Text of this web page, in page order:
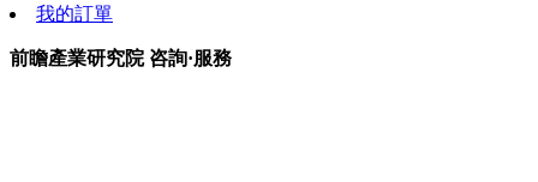
我的訂單
前瞻產業研究院 咨詢·服務